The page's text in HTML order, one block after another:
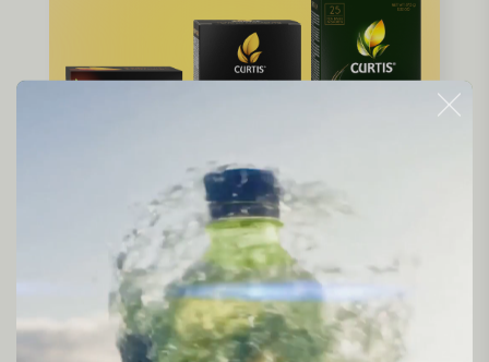
Разнообразие коллекций
Классические и арома вкусы в пирамидках,
сашетах и листовом чае и подарочных
наборах